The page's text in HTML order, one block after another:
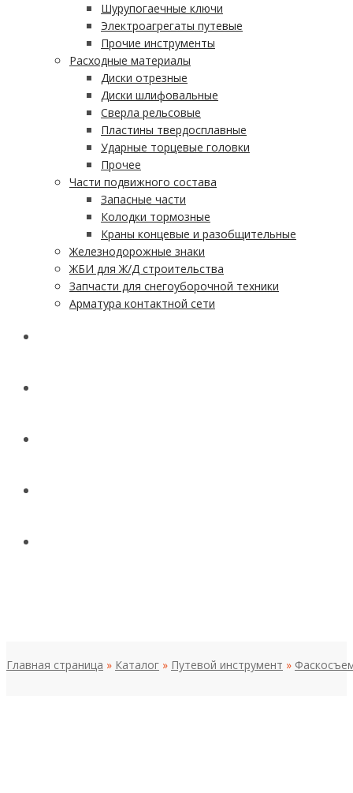
Шурупогаечные ключи
Электроагрегаты путевые
Прочие инструменты
Расходные материалы
Диски отрезные
Диски шлифовальные
Сверла рельсовые
Пластины твердосплавные
Ударные торцевые головки
Прочее
Части подвижного состава
Запасные части
Колодки тормозные
Краны концевые и разобщительные
Железнодорожные знаки
ЖБИ для Ж/Д строительства
Запчасти для снегоуборочной техники
Арматура контактной сети
Главная страница » Каталог » Путевой инструмент »